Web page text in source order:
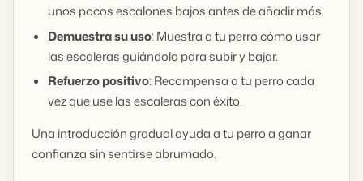
unos pocos escalones bajos antes de añadir más.
Demuestra su uso: Muestra a tu perro cómo usar
las escaleras guiándolo para subir y bajar.
Refuerzo positivo: Recompensa a tu perro cada
vez que use las escaleras con éxito.
Una introducción gradual ayuda a tu perro a ganar
confianza sin sentirse abrumado.